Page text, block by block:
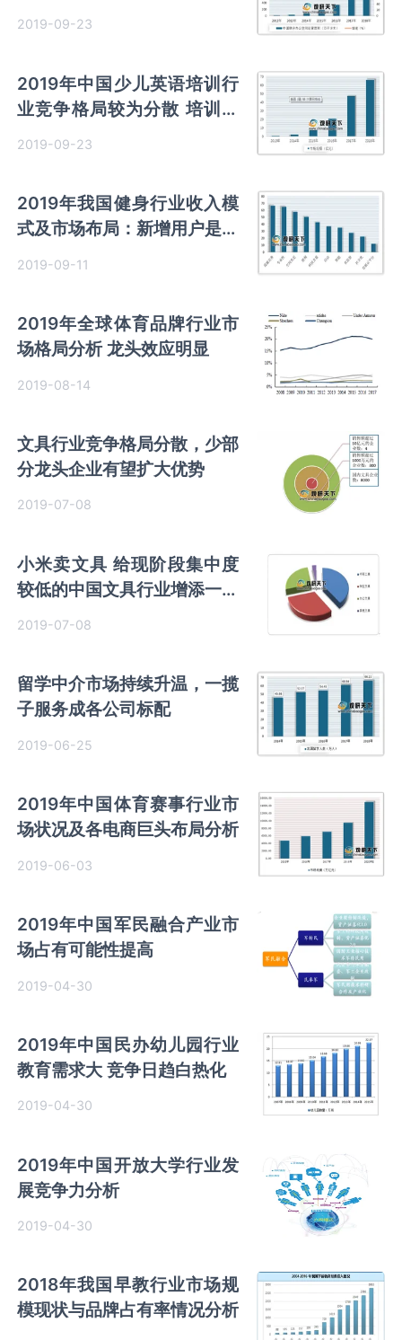
2019-09-23
2019年中国少儿英语培训行
业竞争格局较为分散 培训机
2019-09-23
2019年我国健身行业收入模
式及市场布局：新增用户是主
2019-09-11
2019年全球体育品牌行业市
场格局分析 龙头效应明显
2019-08-14
文具行业竞争格局分散，少部
分龙头企业有望扩大优势
2019-07-08
小米卖文具 给现阶段集中度
较低的中国文具行业增添一丝
2019-07-08
留学中介市场持续升温，一揽
子服务成各公司标配
2019-06-25
2019年中国体育赛事行业市
场状况及各电商巨头布局分析
2019-06-03
2019年中国军民融合产业市
场占有可能性提高
2019-04-30
2019年中国民办幼儿园行业
教育需求大 竞争日趋白热化
2019-04-30
2019年中国开放大学行业发
展竞争力分析
2019-04-30
2018年我国早教行业市场规
模现状与品牌占有率情况分析